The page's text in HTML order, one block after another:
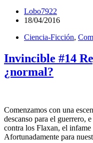
Lobo7922
18/04/2016
Ciencia-Ficción,
Invincible #14
¿normal?
Comenzamos con una
descanso para el guerrero,
contra los Flaxan, el
Afortunadamente para